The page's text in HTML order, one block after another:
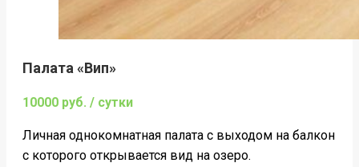
Палата «Вип»
10000 руб. / сутки
Личная однокомнатная палата c выходом на балкон
с которого открывается вид на озеро.